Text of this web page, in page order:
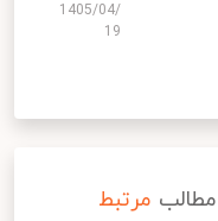
1405/04/
19
مطالب مرتبط